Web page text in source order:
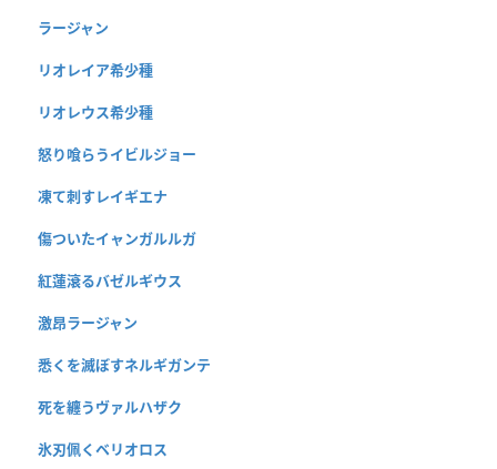
ラージャン
リオレイア希少種
リオレウス希少種
怒り喰らうイビルジョー
凍て刺すレイギエナ
傷ついたイャンガルルガ
紅蓮滾るバゼルギウス
激昂ラージャン
悉くを滅ぼすネルギガンテ
死を纏うヴァルハザク
氷刃佩くベリオロス